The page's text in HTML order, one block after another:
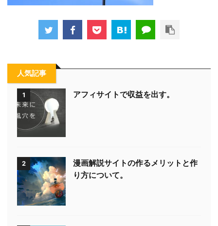
人気記事
1 アフィサイトで収益を出す。
2
漫画解説サイトの作るメリットと作
り方について。